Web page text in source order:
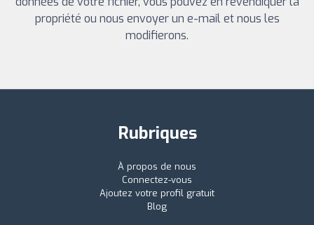
propriété ou nous envoyer un e-mail et nous les
modifierons.
Rubriques
À propos de nous
Connectez-vous
Ajoutez votre profil gratuit
Blog